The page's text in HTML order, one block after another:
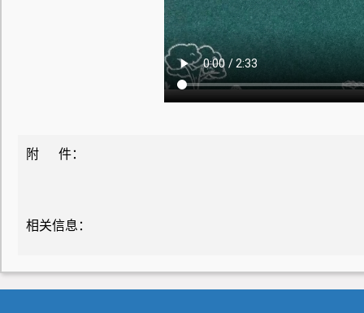
附 件：
相关信息：